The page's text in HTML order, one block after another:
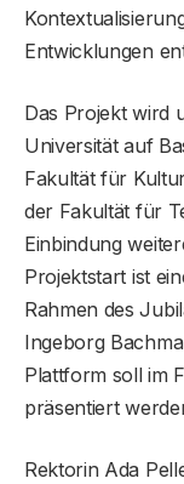
Entwicklungen
Das Projekt wird
Universität auf
Fakultät für
der Fakultät für
Einbindung
Projektstart ist
Rahmen des
Ingeborg
Plattform soll im
präsentiert
Rektorin Ada